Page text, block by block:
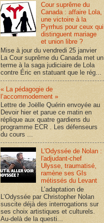
Cour suprême du
Canada : affaire Lola,
une victoire à la
Pyrrhus pour ceux qui
distinguent mariage
et union libre ?
Mise à jour du vendredi 25 janvier
La Cour suprême du Canada met un
terme à la saga judiciaire de Lola
contre Éric en statuant que le rég...
« La pédagogie de
l’accommodement »
Lettre de Joëlle Quérin envoyée au
Devoir hier et parue ce matin en
réplique aux quatre gardiens du
programme ECR . Les défenseurs
du cours ...
L'Odyssée de Nolan :
l'adjudant-chef
Ulysse, traumatisé,
ramène ses GIs
métissés du Levant
L’adaptation de
L’Odyssée par Christopher Nolan
suscite déjà des interrogations sur
ses choix artistiques et culturels.
Au-delà de la questi...